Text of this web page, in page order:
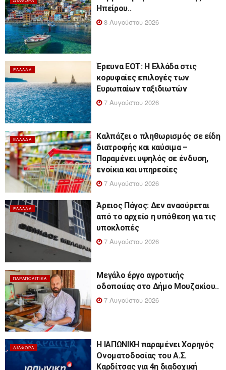
Ηπείρου..
8 Αυγούστου 2026
ΕΛΛΆΔΑ
Έρευνα ΕΟΤ: Η Ελλάδα στις
κορυφαίες επιλογές των
Ευρωπαίων ταξιδιωτών
7 Αυγούστου 2026
ΕΛΛΆΔΑ
Καλπάζει ο πληθωρισμός σε είδη
διατροφής και καύσιμα –
Παραμένει υψηλός σε ένδυση,
ενοίκια και υπηρεσίες
7 Αυγούστου 2026
ΕΛΛΆΔΑ
Άρειος Πάγος: Δεν ανασύρεται
από το αρχείο η υπόθεση για τις
υποκλοπές
7 Αυγούστου 2026
ΠΑΡΑΠΟΛΙΤΙΚΆ
Μεγάλο έργο αγροτικής
οδοποιίας στο Δήμο Μουζακίου..
7 Αυγούστου 2026
ΔΙΆΦΟΡΑ
Η ΙΑΠΩΝΙΚΗ παραμένει Χορηγός
Ονοματοδοσίας του Α.Σ.
Καρδίτσας για 4η διαδοχική